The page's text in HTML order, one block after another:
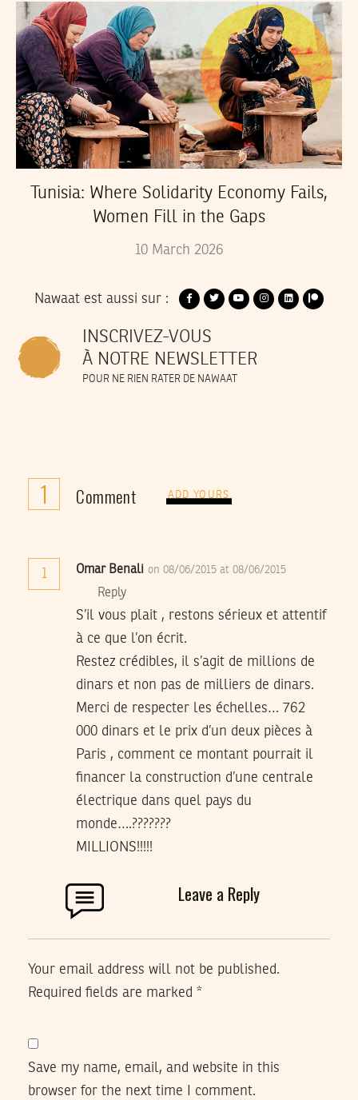
Tunisia: Where Solidarity Economy Fails,
Women Fill in the Gaps
10 March 2026
Nawaat est aussi sur :
INSCRIVEZ-VOUS
À NOTRE NEWSLETTER
POUR NE RIEN RATER DE NAWAAT
1 Comment ADD YOURS
1 Omar Benali on 08/06/2015 at 08/06/2015
Reply
S’il vous plait , restons sérieux et attentif
à ce que l’on écrit.
Restez crédibles, il s’agit de millions de
dinars et non pas de milliers de dinars.
Merci de respecter les échelles… 762
000 dinars et le prix d’un deux pièces à
Paris , comment ce montant pourrait il
financer la construction d’une centrale
électrique dans quel pays du
monde….???????
MILLIONS!!!!!
Leave a Reply
Your email address will not be published.
Required fields are marked *
Save my name, email, and website in this
browser for the next time I comment.